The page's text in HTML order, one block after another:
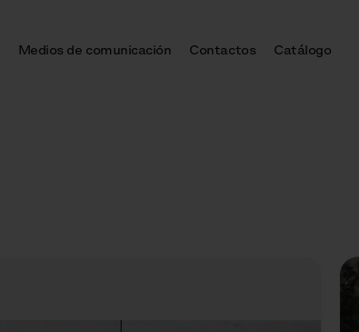
Medios de comunicación Contactos Catálogo